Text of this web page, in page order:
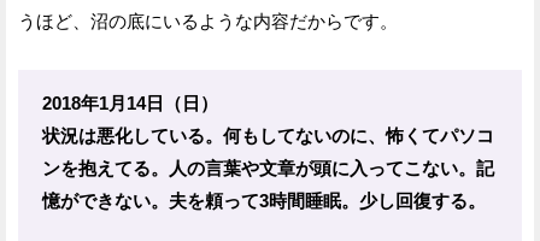
うほど、沼の底にいるような内容だからです。
2018年1月14日（日）
状況は悪化している。何もしてないのに、怖くてパソコ
ンを抱えてる。人の言葉や文章が頭に入ってこない。記
憶ができない。夫を頼って3時間睡眠。少し回復する。